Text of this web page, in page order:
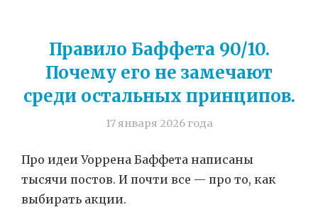
Правило Баффета 90/10.
Почему его не замечают
среди остальных принципов.
17 января 2026 года
Про идеи Уоррена Баффета написаны
тысячи постов. И почти все — про то, как
выбирать акции.